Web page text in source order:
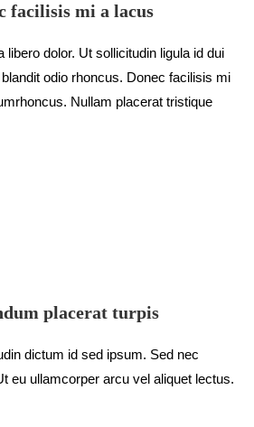
facilisis mi a lacus
libero dolor. Ut sollicitudin ligula id dui
odio rhoncus. Donec facilisis mi
Nullam placerat tristique
placerat turpis
dictum id sed ipsum. Sed nec
eu ullamcorper arcu vel aliquet lectus.